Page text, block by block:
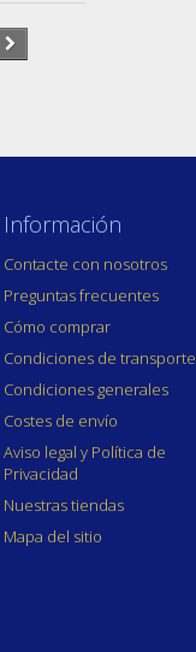
Información
Contacte con nosotros
Preguntas frecuentes
Cómo comprar
Condiciones de transporte
Condiciones generales
Costes de envío
Aviso legal y Política de
Privacidad
Nuestras tiendas
Mapa del sitio